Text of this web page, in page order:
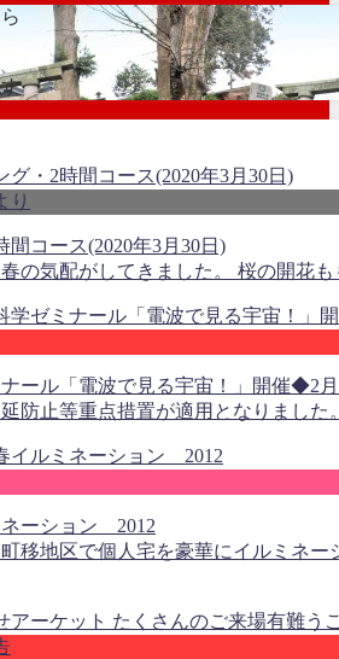
り
コース(2020年3月30日)
の気配がしてきました。 桜の開花
ール「電波で見る宇宙！」開催◆2月
防止等重点措置が適用となりまし
ーション 2012
移地区で個人宅を豪華にイルミネ